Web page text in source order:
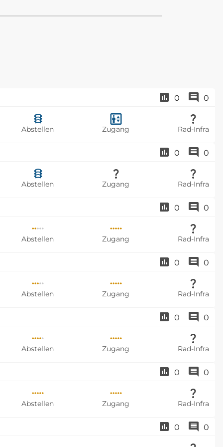
0 0
Abstellen
Zugang Rad-Infra
0 0
Abstellen
Zugang Rad-Infra
0 0
Abstellen
Zugang Rad-Infra
0 0
Abstellen
Zugang Rad-Infra
0 0
Abstellen
Zugang Rad-Infra
0 0
Abstellen
Zugang Rad-Infra
0 0